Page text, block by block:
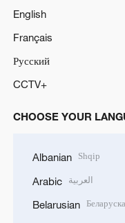
English
Français
Русский
CCTV+
CHOOSE YOUR
Albanian Shqip
Arabic العربية
Belarusian